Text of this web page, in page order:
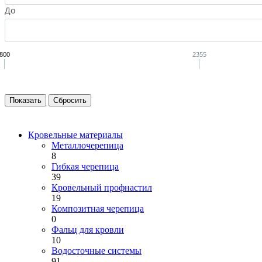
До
2355
Кровельные материалы
Металлочерепица
8
Гибкая черепица
39
Кровельный профнастил
19
Композитная черепица
0
Фальц для кровли
10
Водосточные системы